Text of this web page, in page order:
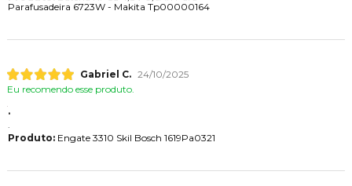
Parafusadeira 6723W - Makita Tp00000164
Gabriel C. 24/10/2025
Eu recomendo esse produto.
.
Produto:Engate 3310 Skil Bosch 1619Pa0321